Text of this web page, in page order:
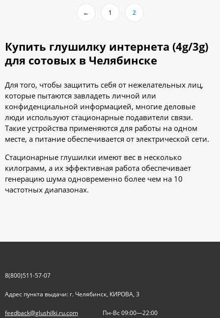
← 1 2
Купить глушилку интернета (4g/3g)
для сотовых в Челябинске
Для того, чтобы защитить себя от нежелательных лиц,
которые пытаются завладеть личной или
конфиденциальной информацией, многие деловые
люди используют стационарные подавители связи.
Такие устройства применяются для работы на одном
месте, а питание обеспечивается от электрической сети.
Стационарные глушилки имеют вес в несколько
килограмм, а их эффективная работа обеспечивает
генерацию шума одновременно более чем на 10
частотных диапазонах.
8(800)511-57-07
Адрес пункта выдачи: г. Челябинск, КИРОВА, 3
feedback@glushilki.ru.com Пн-Вс 09:00—22:00